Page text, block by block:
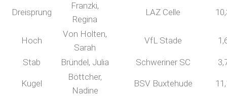
Dreisprung
Franzki,
Regina
LAZ Celle
Hoch
Von Holten,
Sarah
VfL Stade
Stab Bründel, Julia Schweriner SC
Kugel
Böttcher,
Nadine
BSV Buxtehude